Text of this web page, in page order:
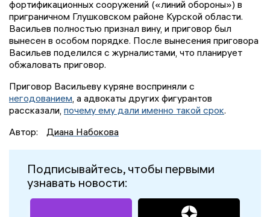
фортификационных сооружений («линий обороны») в
приграничном Глушковском районе Курской области.
Васильев полностью признал вину, и приговор был
вынесен в особом порядке. После вынесения приговора
Васильев поделился с журналистами, что планирует
обжаловать приговор.
Приговор Васильеву куряне восприняли с
негодованием , а адвокаты других фигурантов
рассказали, почему ему дали именно такой срок.
Автор:
Диана Набокова
Подписывайтесь, чтобы первыми
узнавать новости: